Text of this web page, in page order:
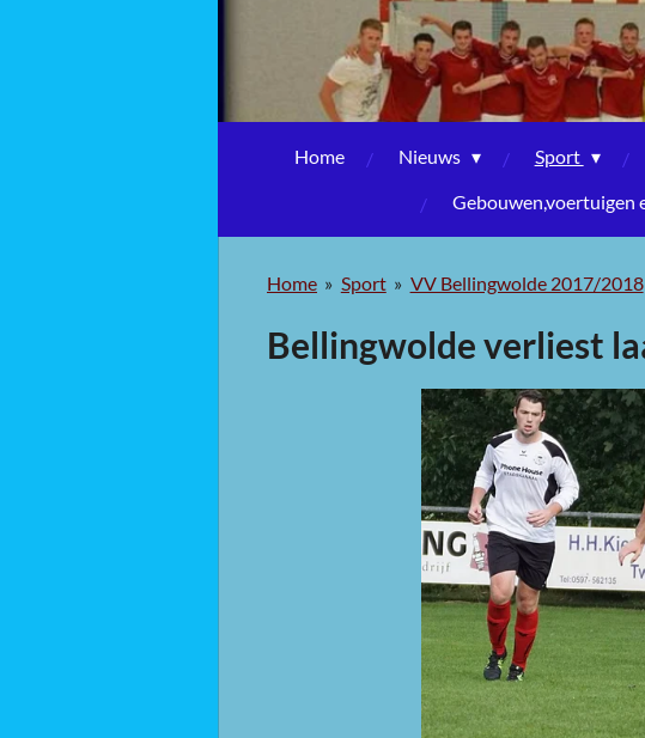
Home Nieuws Sport
Gebouwen,voertuigen
Home » Sport » VV Bellingwolde 2017/2018
Bellingwolde verliest